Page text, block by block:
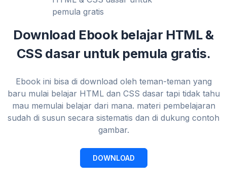
Download Ebook belajar HTML &
CSS dasar untuk pemula gratis.
Ebook ini bisa di download oleh teman-teman yang
baru mulai belajar HTML dan CSS dasar tapi tidak tahu
mau memulai belajar dari mana. materi pembelajaran
sudah di susun secara sistematis dan di dukung contoh
gambar.
DOWNLOAD